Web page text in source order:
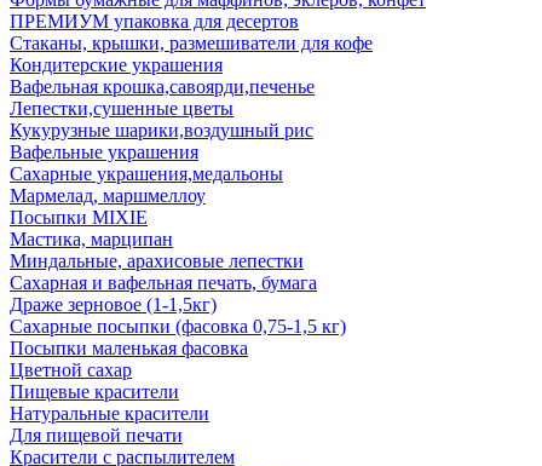
ПРЕМИУМ упаковка для десертов
Стаканы, крышки, размешиватели для кофе
Кондитерские украшения
Вафельная крошка,савоярди,печенье
Лепестки,сушенные цветы
Кукурузные шарики,воздушный рис
Вафельные украшения
Сахарные украшения,медальоны
Мармелад, маршмеллоу
Посыпки MIXIE
Мастика, марципан
Миндальные, арахисовые лепестки
Сахарная и вафельная печать, бумага
Драже зерновое (1-1,5кг)
Сахарные посыпки (фасовка 0,75-1,5 кг)
Посыпки маленькая фасовка
Цветной сахар
Пищевые красители
Натуральные красители
Для пищевой печати
Красители с распылителем